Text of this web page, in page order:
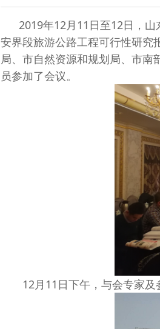
2019年12月11日至12日，山
安界段旅游公路工程可行性研究
局、市自然资源和规划局、市南
员参加了会议。
12月11日下午，与会专家及